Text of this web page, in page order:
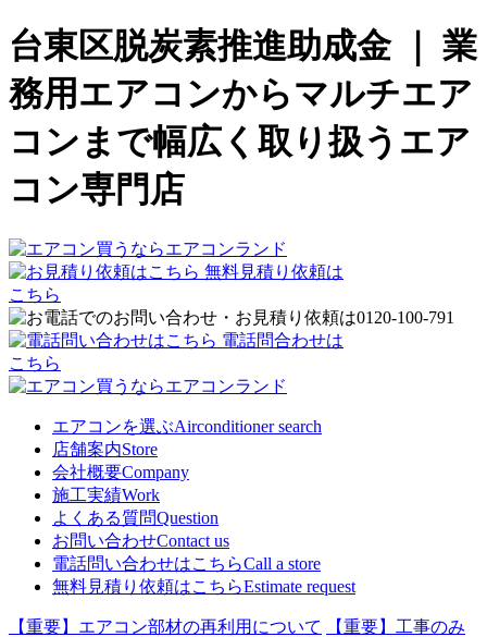
台東区脱炭素推進助成金 ｜ 業
務用エアコンからマルチエア
コンまで幅広く取り扱うエア
コン専門店
無料見積り依頼は
こちら
電話問合わせは
こちら
エアコンを選ぶAirconditioner search
店舗案内Store
会社概要Company
施工実績Work
よくある質問Question
お問い合わせContact us
電話問い合わせはこちらCall a store
無料見積り依頼はこちらEstimate request
【重要】エアコン部材の再利用について
【重要】工事のみ